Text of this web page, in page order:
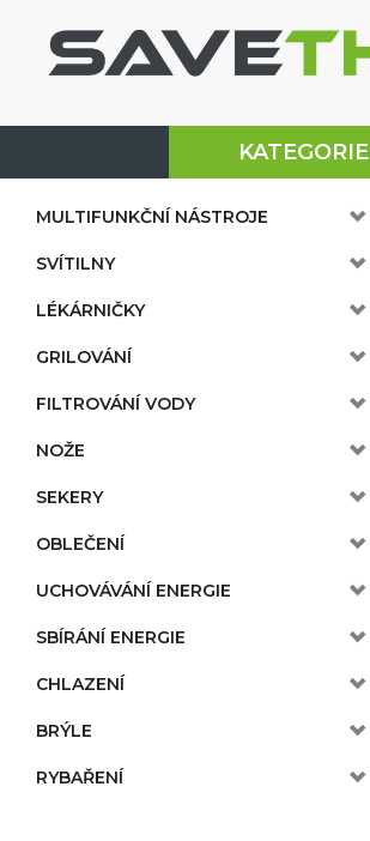
KATEGORIE
MULTIFUNKČNÍ NÁSTROJE
SVÍTILNY
LÉKÁRNIČKY
GRILOVÁNÍ
FILTROVÁNÍ VODY
NOŽE
SEKERY
OBLEČENÍ
UCHOVÁVÁNÍ ENERGIE
SBÍRÁNÍ ENERGIE
CHLAZENÍ
BRÝLE
RYBAŘENÍ